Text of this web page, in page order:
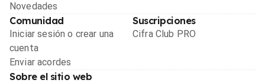
Novedades
Comunidad
Iniciar sesión o crear una
cuenta
Enviar acordes
Suscripciones
Cifra Club PRO
Sobre el sitio web